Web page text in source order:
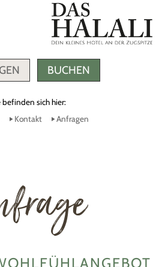
BUCHEN
befinden sich hier:
Kontakt Anfragen